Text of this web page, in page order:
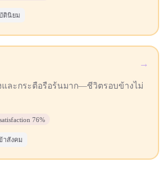
ตินิยม
ละกระตือรือร้นมาก—ชีวิตรอบข้างไม่
76%
าสังคม
→